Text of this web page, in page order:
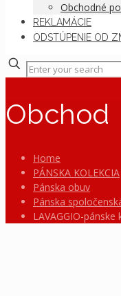
Obchodné
REKLAMÁCIE
ODSTÚPENIE OD
Obchod
Home
PÁNSKA KOLEKCIA
Pánska obuv
Pánska
LAVAGGIO-